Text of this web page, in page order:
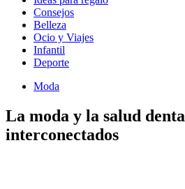
Consejos
Belleza
Ocio y Viajes
Infantil
Deporte
Moda
La moda y la salud
interconectados